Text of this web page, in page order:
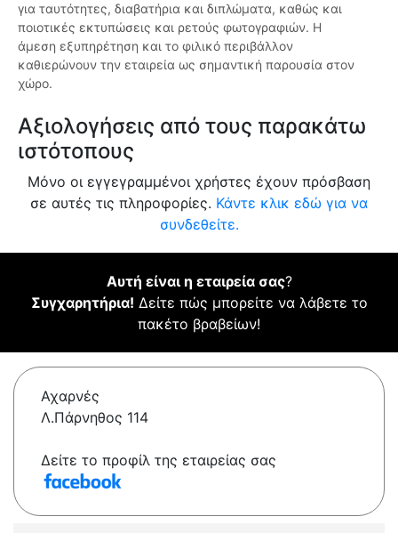
για ταυτότητες, διαβατήρια και διπλώματα, καθώς και
ποιοτικές εκτυπώσεις και ρετούς φωτογραφιών. Η
άμεση εξυπηρέτηση και το φιλικό περιβάλλον
καθιερώνουν την εταιρεία ως σημαντική παρουσία στον
χώρο.
Αξιολογήσεις από τους παρακάτω
ιστότοπους
Μόνο οι εγγεγραμμένοι χρήστες έχουν πρόσβαση
σε αυτές τις πληροφορίες. Κάντε κλικ εδώ για να
συνδεθείτε.
Αυτή είναι η εταιρεία σας?
Συγχαρητήρια! Δείτε πώς μπορείτε να λάβετε το
πακέτο βραβείων!
Αχαρνές
Λ.Πάρνηθος 114
Δείτε το προφίλ της εταιρείας σας